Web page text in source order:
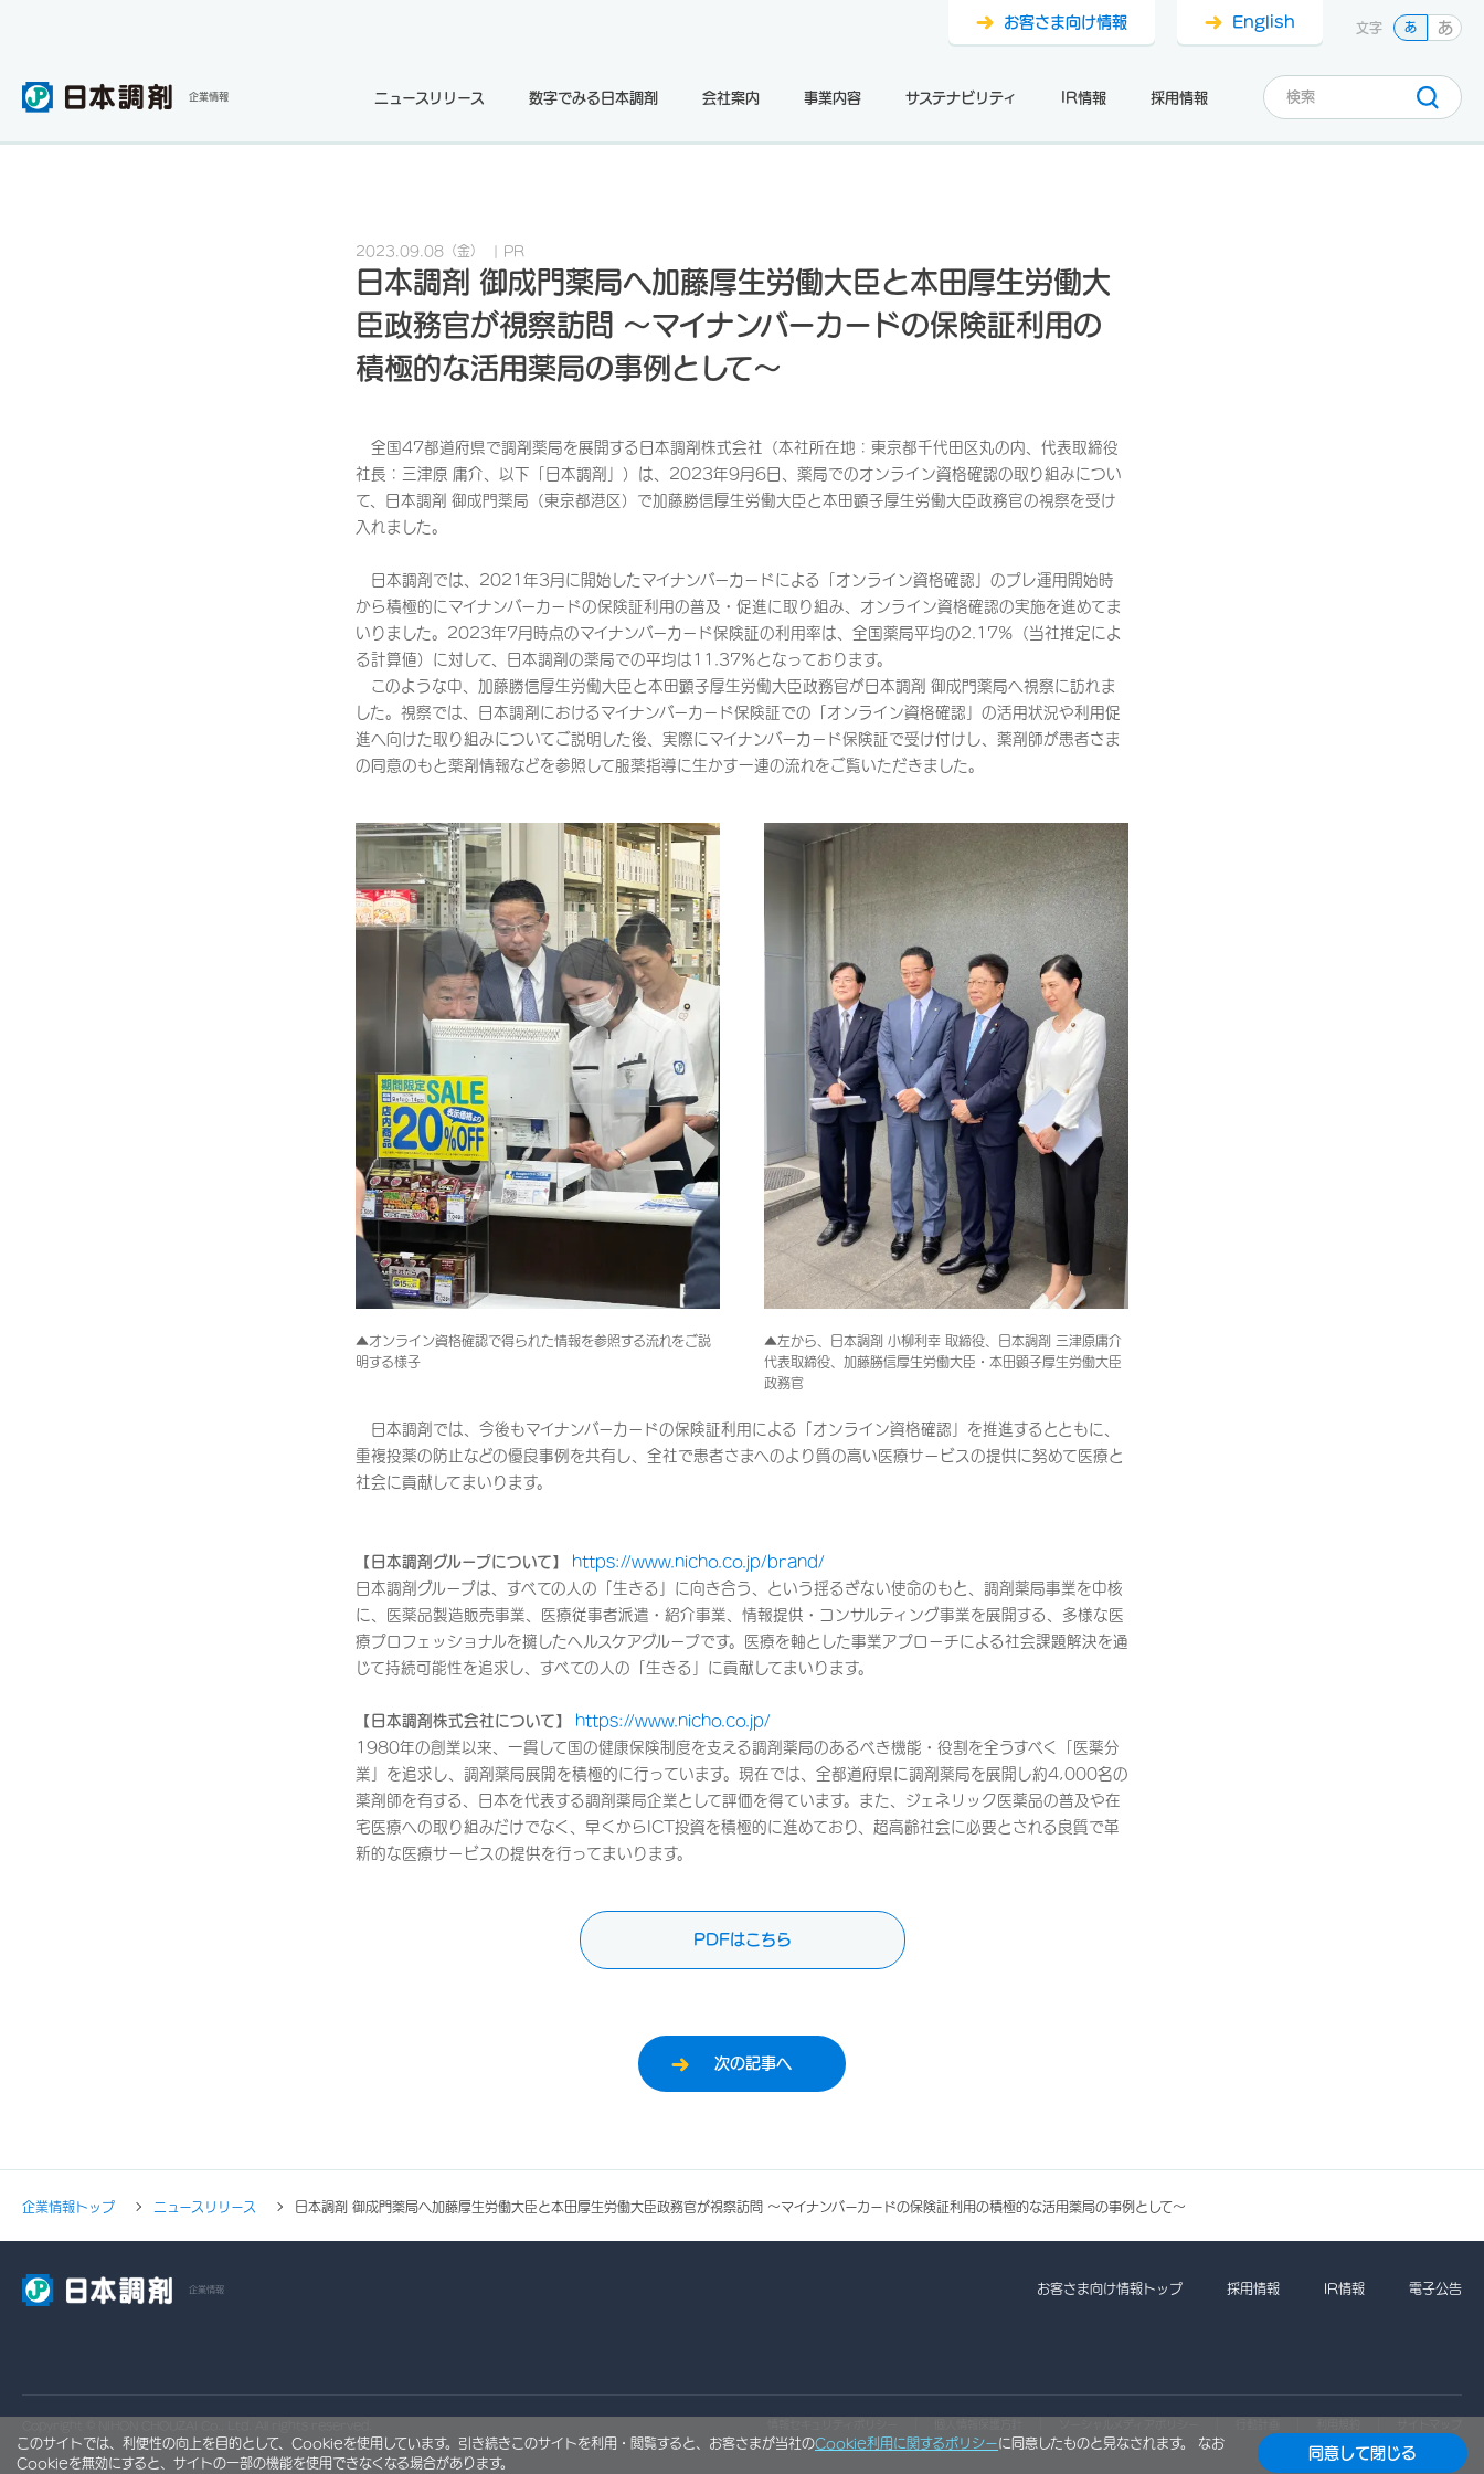
企業情報 ニュースリリース 数字でみる日本調剤 会社案内 事業内容 サステナビリティ IR情報 採用情報
お客さま向け情報 English 文字 あ あ
2023.09.08 （金） PR
日本調剤 御成門薬局へ加藤厚生労働大臣と本田厚生労働大
臣政務官が視察訪問 ～マイナンバーカードの保険証利用の
積極的な活用薬局の事例として～
全国47都道府県で調剤薬局を展開する日本調剤株式会社（本社所在地：東京都千代田区丸の内、代表取締役
社長：三津原 庸介、以下「日本調剤」）は、2023年9月6日、薬局でのオンライン資格確認の取り組みについ
て、日本調剤 御成門薬局（東京都港区）で加藤勝信厚生労働大臣と本田顕子厚生労働大臣政務官の視察を受け
入れました。
日本調剤では、2021年3月に開始したマイナンバーカードによる「オンライン資格確認」のプレ運用開始時
から積極的にマイナンバーカードの保険証利用の普及・促進に取り組み、オンライン資格確認の実施を進めてま
いりました。2023年7月時点のマイナンバーカード保険証の利用率は、全国薬局平均の2.17％（当社推定によ
る計算値）に対して、日本調剤の薬局での平均は11.37％となっております。
このような中、加藤勝信厚生労働大臣と本田顕子厚生労働大臣政務官が日本調剤 御成門薬局へ視察に訪れま
した。視察では、日本調剤におけるマイナンバーカード保険証での「オンライン資格確認」の活用状況や利用促
進へ向けた取り組みについてご説明した後、実際にマイナンバーカード保険証で受け付けし、薬剤師が患者さま
の同意のもと薬剤情報などを参照して服薬指導に生かす一連の流れをご覧いただきました。
▲オンライン資格確認で得られた情報を参照する流れをご説
明する様子
▲左から、日本調剤 小柳利幸 取締役、日本調剤 三津原庸介
代表取締役、加藤勝信厚生労働大臣・本田顕子厚生労働大臣
政務官
日本調剤では、今後もマイナンバーカードの保険証利用による「オンライン資格確認」を推進するとともに、
重複投薬の防止などの優良事例を共有し、全社で患者さまへのより質の高い医療サービスの提供に努めて医療と
社会に貢献してまいります。
【日本調剤グループについて】
https://www.nicho.co.jp/brand/
日本調剤グループは、すべての人の「生きる」に向き合う、という揺るぎない使命のもと、調剤薬局事業を中核
に、医薬品製造販売事業、医療従事者派遣・紹介事業、情報提供・コンサルティング事業を展開する、多様な医
療プロフェッショナルを擁したヘルスケアグループです。医療を軸とした事業アプローチによる社会課題解決を通
じて持続可能性を追求し、すべての人の「生きる」に貢献してまいります。
【日本調剤株式会社について】
https://www.nicho.co.jp/
1980年の創業以来、一貫して国の健康保険制度を支える調剤薬局のあるべき機能・役割を全うすべく「医薬分
業」を追求し、調剤薬局展開を積極的に行っています。現在では、全都道府県に調剤薬局を展開し約4,000名の
薬剤師を有する、日本を代表する調剤薬局企業として評価を得ています。また、ジェネリック医薬品の普及や在
宅医療への取り組みだけでなく、早くからICT投資を積極的に進めており、超高齢社会に必要とされる良質で革
新的な医療サービスの提供を行ってまいります。
PDFはこちら
次の記事へ
企業情報トップ ニュースリリース 日本調剤 御成門薬局へ加藤厚生労働大臣と本田厚生労働大臣政務官が視察訪問 ～マイナンバーカードの保険証利用の積極的な活用薬局の事例として～
企業情報 お客さま向け情報トップ 採用情報 IR情報 電子公告
このサイトでは、利便性の向上を目的として、Cookieを使用しています。引き続きこのサイトを利用・閲覧すると、お客さまが当社のCookie利用に関するポリシーに同意したものと見なされます。 なお
Cookieを無効にすると、サイトの一部の機能を使用できなくなる場合があります。
同意して閉じる